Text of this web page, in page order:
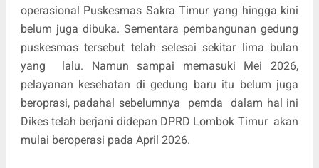
operasional Puskesmas Sakra Timur yang hingga kini
belum juga dibuka. Sementara pembangunan gedung
puskesmas tersebut telah selesai sekitar lima bulan
yang lalu. Namun sampai memasuki Mei 2026,
pelayanan kesehatan di gedung baru itu belum juga
beroprasi, padahal sebelumnya pemda dalam hal ini
Dikes telah berjani didepan DPRD Lombok Timur akan
mulai beroperasi pada April 2026.